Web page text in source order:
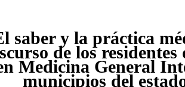
saber y la práctica
de los
Medicina General
municipios del